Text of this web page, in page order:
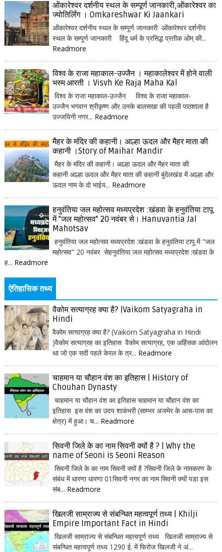
ओंकारेश्वर दर्शनीय स्थल के सम्पूर्ण जानकारी,ओंकारेश्वर का
ज्योतिर्लिंग । Omkareshwar Ki Jaankari
ओंकारेश्वर दर्शनीय स्थल के सम्पूर्ण जानकारी ओंकारेश्वर दर्शनीय
स्थल के सम्पूर्ण जानकारी हिंदू धर्म के प्रसिद्ध प्रतीक ओम् की...
Readmore
विश्व के राजा महाकाल-उज्जैन । महाकालेश्वर में होने वाली
भस्म आरती । Visvh Ke Raja Maha Kal
विश्व के राजा महाकाल-उज्जैन विश्व के राजा महाकाल-
उज्जैन भगवान श्रीकृष्ण और उनके बालसखा की पहली पाठशाला है
उज्जयिनी नगर... Readmore
मैहर के मंदिर की कहानी। आल्हा ऊदल और मैहर माता की
कहानी ।Story of Maihar Mandir
मैहर के मंदिर की कहानी। आल्हा ऊदल और मैहर माता की
कहानी आल्हा ऊदल और मैहर माता की कहानी बुंदेलखंड में आल्हा और
ऊदल नाम के दो भाईय... Readmore
हनुवंतिया जल महोत्सव मध्यप्रदेश :खंडवा के हनुवंतिया टापू
में "जल महोत्सव" 20 नवंबर से। Hanuvantia Jal
Mahotsav
हनुवंतिया जल महोत्सव मध्यप्रदेश :खंडवा के हनुवंतिया टापू में "जल
महोत्सव" 20 नवंबर सेहनुवंतिया जल महोत्सव मध्यप्रदेश :खंडवा के
ह... Readmore
ऐतिहासिक तथ्य
वैकोम सत्याग्रह क्या है? |Vaikom Satyagraha in
Hindi
वैकोम सत्याग्रह क्या है? (Vaikom Satyagraha in Hindi
)वैकोम सत्याग्रह का इतिहास वैकोम सत्याग्रह, एक अहिंसक आंदोलन
था जो एक सदी पहले केरल के त्र... Readmore
चाहमान या चौहान वंश का इतिहास | History of
Chouhan Dynasty
चाहमान या चौहान वंश का इतिहास चाहमान या चौहान वंश का
इतिहास इस वंश का उदय शाकंभरी (साम्भर अजमेर के आस-पास का
क्षेत्र) में हुआ। च... Readmore
सिवनी जिले के का नाम सिवनी क्यों है ? | Why the
name of Seoni is Seoni Reason
सिवनी जिले के का नाम सिवनी क्यों है ?सिवनी जिले के नामकरण के
संबंध में धारणा धारणा 01सिवनी नगर का नाम सिवनी क्यों पडा इस
संब... Readmore
खिलजी साम्राज्य से संबन्धित महत्वपूर्ण तथ्य | Khilji
Empire Important Fact in Hindi
खिलजी साम्राज्य से संबन्धित महत्वपूर्ण तथ्य खिलजी साम्राज्य से
संबन्धित महत्वपूर्ण तथ्य 1290 ई. में फिरोज खिलजी ने अं...